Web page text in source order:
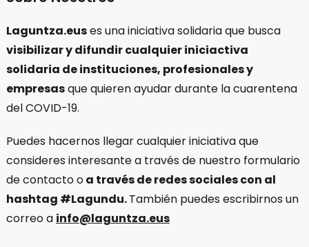
Laguntza.euses una iniciativa solidaria que busca
visibilizar y difundir cualquier iniciactiva
solidaria de instituciones, profesionales y
empresasque quieren ayudar durante la cuarentena
del COVID-19.
Puedes hacernos llegar cualquier iniciativa que
consideres interesante a través de nuestro formulario
de contacto oa través de redes sociales con al
hashtag #Lagundu.También puedes escribirnos un
correo a info@laguntza.eus